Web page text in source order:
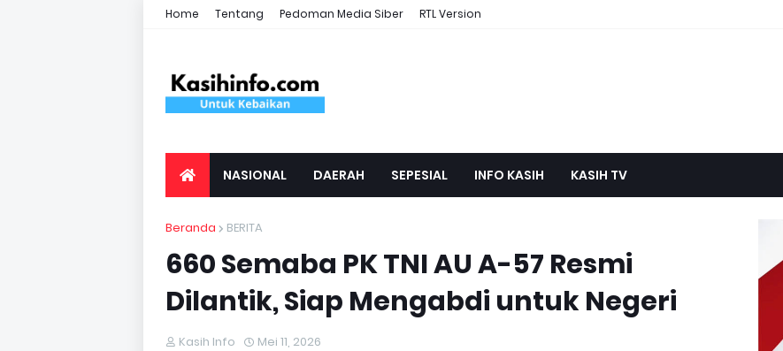
Home Tentang Pedoman Media Siber RTL Version
NASIONAL DAERAH SEPESIAL INFO KASIH KASIH TV
Beranda BERITA
660 Semaba PK TNI AU A-57 Resmi
Dilantik, Siap Mengabdi untuk Negeri
Kasih Info Mei 11, 2026